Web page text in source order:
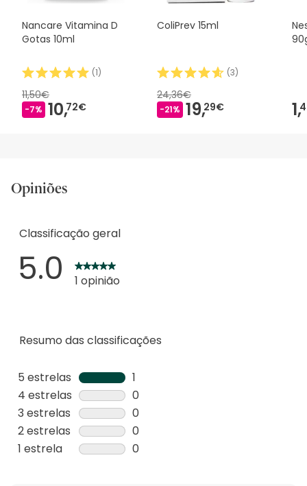
Nancare Vitamina D
Gotas 10ml
(1)
11,50€
-7% 10,72€
ColiPrev 15ml
(3)
24,36€
-21% 19,29€ 1,
Opiniões
Resumo das classificações
5 estrelas estrelas
1
1
análise
com
5
4 estrelas estrelas
0
0
análise
com
3 estrelas estrelas
0
0
análise
2 estrelas estrelas
0
0
1 estrela estrelas
0
Classificação geral
5.0 1 opinião